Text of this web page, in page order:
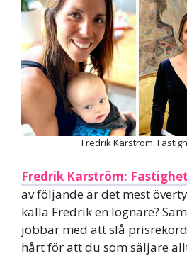
Fredrik Karström:
Fredrik Karström:
av följande är det mest
kalla Fredrik en lögnare?
jobbar med att slå
hårt för att du som säljare